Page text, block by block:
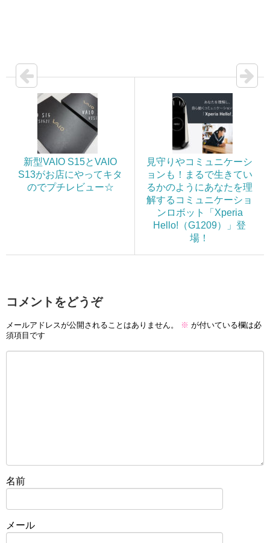
新型VAIO S15とVAIO
S13がお店にやってキタ
のでプチレビュー☆
見守りやコミュニケーシ
ョンも！まるで生きてい
るかのようにあなたを理
解するコミュニケーショ
ンロボット「Xperia
Hello!（G1209）」登
場！
コメントをどうぞ
メールアドレスが公開されることはありません。 ※ が付いている欄は必
須項目です
名前
メール